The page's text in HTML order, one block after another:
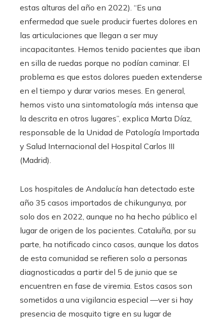
estas alturas del año en 2022). “Es una
enfermedad que suele producir fuertes dolores en
las articulaciones que llegan a ser muy
incapacitantes. Hemos tenido pacientes que iban
en silla de ruedas porque no podían caminar. El
problema es que estos dolores pueden extenderse
en el tiempo y durar varios meses. En general,
hemos visto una sintomatología más intensa que
la descrita en otros lugares”, explica Marta Díaz,
responsable de la Unidad de Patología Importada
y Salud Internacional del Hospital Carlos III
(Madrid).
Los hospitales de Andalucía han detectado este
año 35 casos importados de chikungunya, por
solo dos en 2022, aunque no ha hecho público el
lugar de origen de los pacientes. Cataluña, por su
parte, ha notificado cinco casos, aunque los datos
de esta comunidad se refieren solo a personas
diagnosticadas a partir del 5 de junio que se
encuentren en fase de viremia. Estos casos son
sometidos a una vigilancia especial —ver si hay
presencia de mosquito tigre en su lugar de